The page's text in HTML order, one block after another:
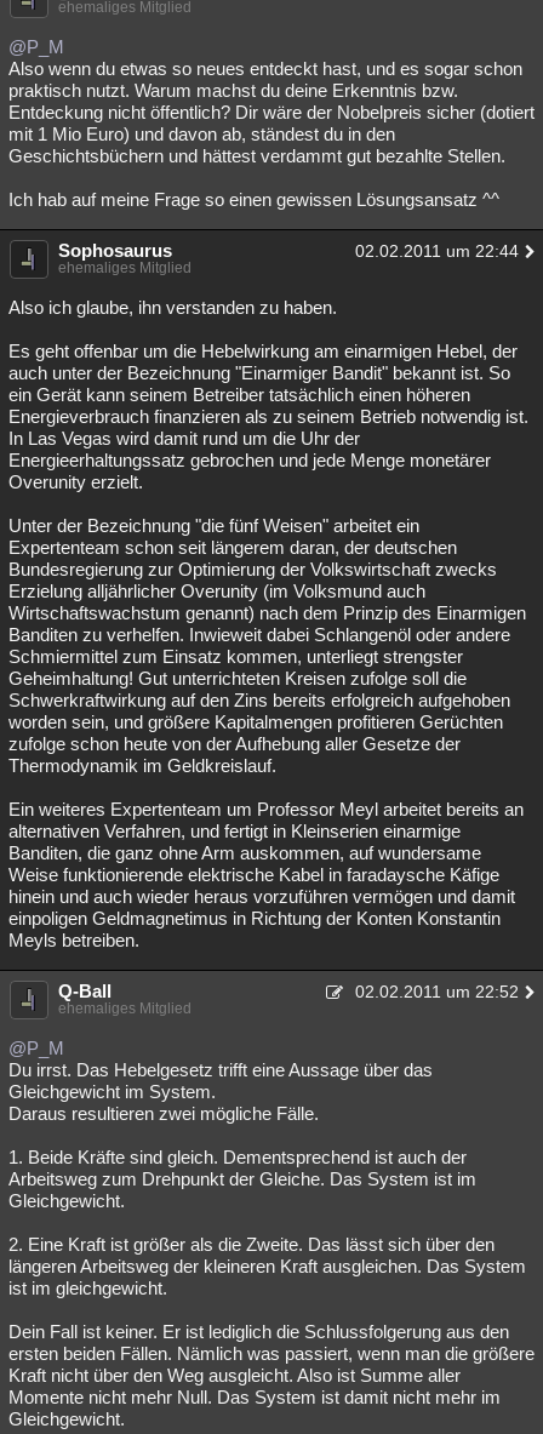
ehemaliges Mitglied
@P_M
Also wenn du etwas so neues entdeckt hast, und es sogar schon
praktisch nutzt. Warum machst du deine Erkenntnis bzw.
Entdeckung nicht öffentlich? Dir wäre der Nobelpreis sicher (dotiert
mit 1 Mio Euro) und davon ab, ständest du in den
Geschichtsbüchern und hättest verdammt gut bezahlte Stellen.
Ich hab auf meine Frage so einen gewissen Lösungsansatz ^^
Sophosaurus 02.02.2011 um 22:44
ehemaliges Mitglied
Also ich glaube, ihn verstanden zu haben.
Es geht offenbar um die Hebelwirkung am einarmigen Hebel, der
auch unter der Bezeichnung "Einarmiger Bandit" bekannt ist. So
ein Gerät kann seinem Betreiber tatsächlich einen höheren
Energieverbrauch finanzieren als zu seinem Betrieb notwendig ist.
In Las Vegas wird damit rund um die Uhr der
Energieerhaltungssatz gebrochen und jede Menge monetärer
Overunity erzielt.
Unter der Bezeichnung "die fünf Weisen" arbeitet ein
Expertenteam schon seit längerem daran, der deutschen
Bundesregierung zur Optimierung der Volkswirtschaft zwecks
Erzielung alljährlicher Overunity (im Volksmund auch
Wirtschaftswachstum genannt) nach dem Prinzip des Einarmigen
Banditen zu verhelfen. Inwieweit dabei Schlangenöl oder andere
Schmiermittel zum Einsatz kommen, unterliegt strengster
Geheimhaltung! Gut unterrichteten Kreisen zufolge soll die
Schwerkraftwirkung auf den Zins bereits erfolgreich aufgehoben
worden sein, und größere Kapitalmengen profitieren Gerüchten
zufolge schon heute von der Aufhebung aller Gesetze der
Thermodynamik im Geldkreislauf.
Ein weiteres Expertenteam um Professor Meyl arbeitet bereits an
alternativen Verfahren, und fertigt in Kleinserien einarmige
Banditen, die ganz ohne Arm auskommen, auf wundersame
Weise funktionierende elektrische Kabel in faradaysche Käfige
hinein und auch wieder heraus vorzuführen vermögen und damit
einpoligen Geldmagnetimus in Richtung der Konten Konstantin
Meyls betreiben.
Q-Ball 02.02.2011 um 22:52
ehemaliges Mitglied
@P_M
Du irrst. Das Hebelgesetz trifft eine Aussage über das
Gleichgewicht im System.
Daraus resultieren zwei mögliche Fälle.
1. Beide Kräfte sind gleich. Dementsprechend ist auch der
Arbeitsweg zum Drehpunkt der Gleiche. Das System ist im
Gleichgewicht.
2. Eine Kraft ist größer als die Zweite. Das lässt sich über den
längeren Arbeitsweg der kleineren Kraft ausgleichen. Das System
ist im gleichgewicht.
Dein Fall ist keiner. Er ist lediglich die Schlussfolgerung aus den
ersten beiden Fällen. Nämlich was passiert, wenn man die größere
Kraft nicht über den Weg ausgleicht. Also ist Summe aller
Momente nicht mehr Null. Das System ist damit nicht mehr im
Gleichgewicht.